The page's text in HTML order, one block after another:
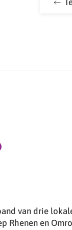
van drie
Rhenen en